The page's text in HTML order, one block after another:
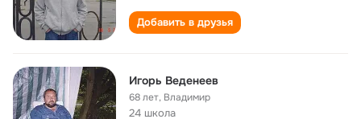
Добавить в друзья
Игорь Веденеев
68 лет, Владимир
24 школа